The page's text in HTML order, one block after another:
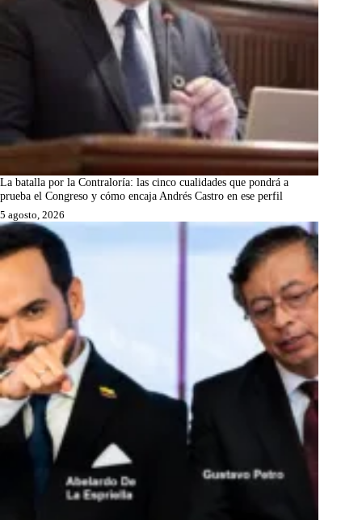
La batalla por la Contraloría: las cinco cualidades que pondrá a
prueba el Congreso y cómo encaja Andrés Castro en ese perfil
5 agosto, 2026